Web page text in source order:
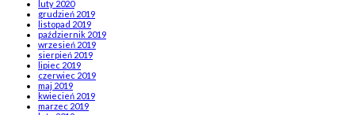
luty 2020
grudzień 2019
listopad 2019
październik 2019
wrzesień 2019
sierpień 2019
lipiec 2019
czerwiec 2019
maj 2019
kwiecień 2019
marzec 2019